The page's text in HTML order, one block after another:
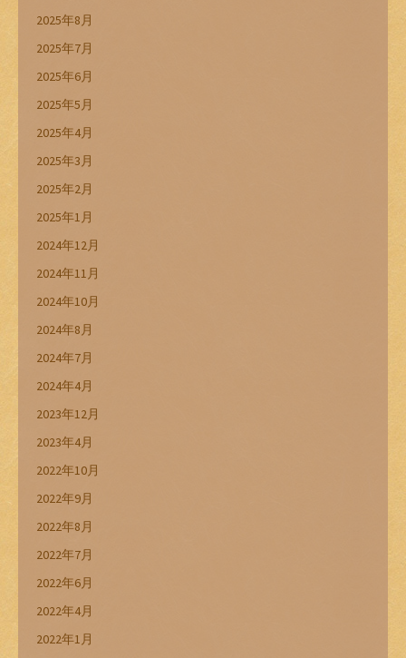
2025年8月
2025年7月
2025年6月
2025年5月
2025年4月
2025年3月
2025年2月
2025年1月
2024年12月
2024年11月
2024年10月
2024年8月
2024年7月
2024年4月
2023年12月
2023年4月
2022年10月
2022年9月
2022年8月
2022年7月
2022年6月
2022年4月
2022年1月